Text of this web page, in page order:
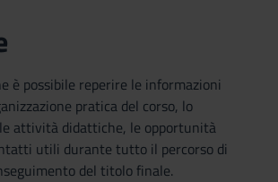
è possibile reperire le informazioni
pratica del corso, lo
attività didattiche, le opportunità
utili durante tutto il percorso di
del titolo finale.